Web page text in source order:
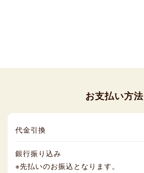
お支払い方法
代金引換
銀行振り込み
※先払いのお振込となります。